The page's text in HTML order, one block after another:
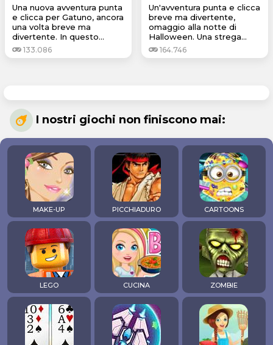
Una nuova avventura punta
e clicca per Gatuno, ancora
una volta breve ma
divertente. In questo...
133.086
Un'avventura punta e clicca
breve ma divertente,
omaggio alla notte di
Halloween. Una strega...
164.746
I nostri giochi non finiscono mai:
MAKE-UP PICCHIADURO CARTOONS
LEGO CUCINA ZOMBIE